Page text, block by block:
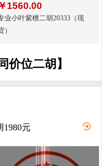
￥1560.00
业小叶紫檀二胡20333（现
）
价位二胡】
元